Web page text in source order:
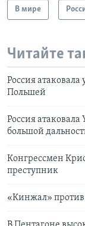
В мире
Читайте
Россия
Польшей
Россия
большой
Конгрессмен
преступник
«Кинжал» против